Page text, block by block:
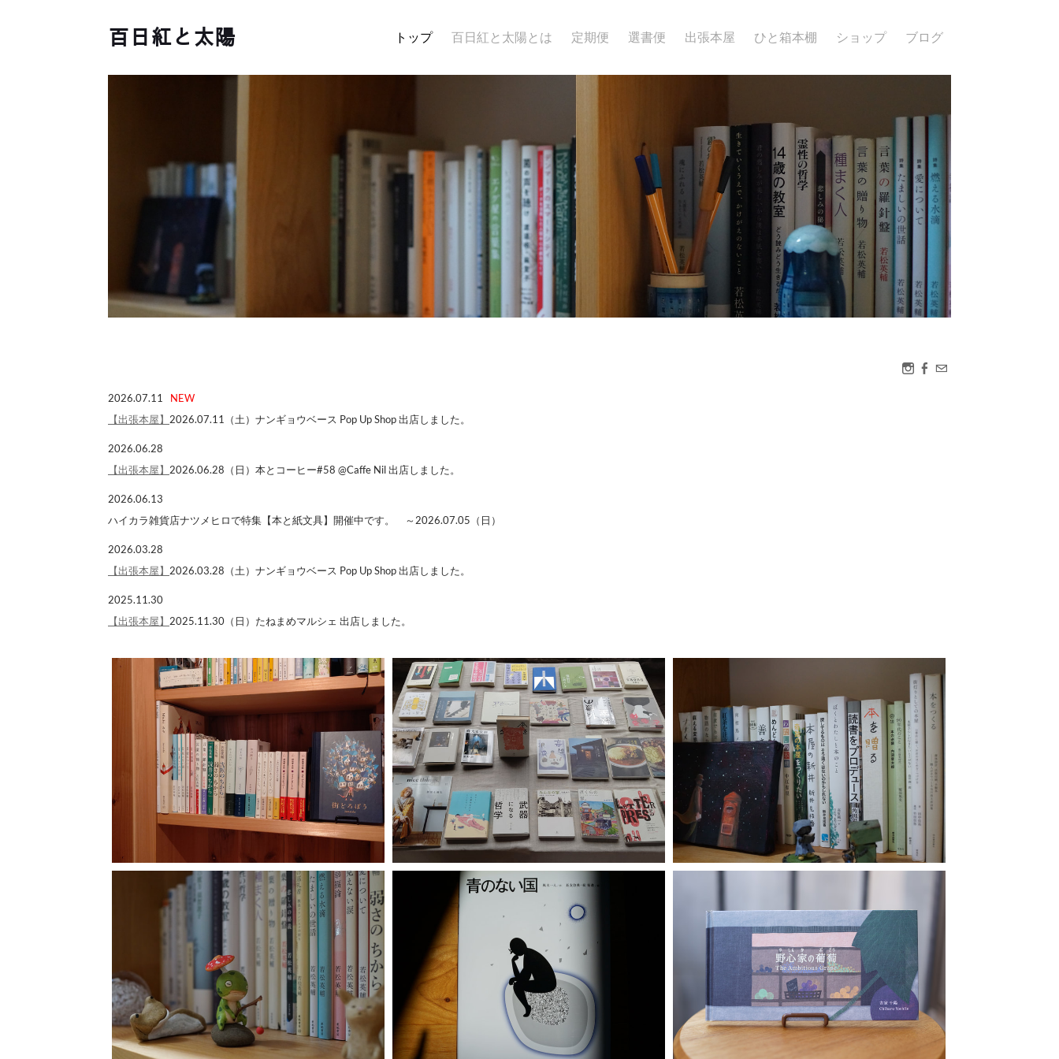
百日紅と太陽 トップ 百日紅と太陽とは 定期便 選書便 出張本屋 ひと箱本棚 ショップ ブログ
2026.07.11
NEW
【出張本屋】 2026.07.11（土）ナンギョウベース Pop Up Shop 出店しました。
2026.06.28
【出張本屋】 2026.06.28（日）本とコーヒー#58 @Caffe Nil 出店しました。
2026.06.13
ハイカラ雑貨店ナツメヒロで特集【本と紙文具】開催中です。 ～2026.07.05（日）
2026.03.28
【出張本屋】 2026.03.28（土）ナンギョウベース Pop Up Shop 出店しました。
2025.11.30
【出張本屋】 2025.11.30（日）たねまめマルシェ 出店しました。